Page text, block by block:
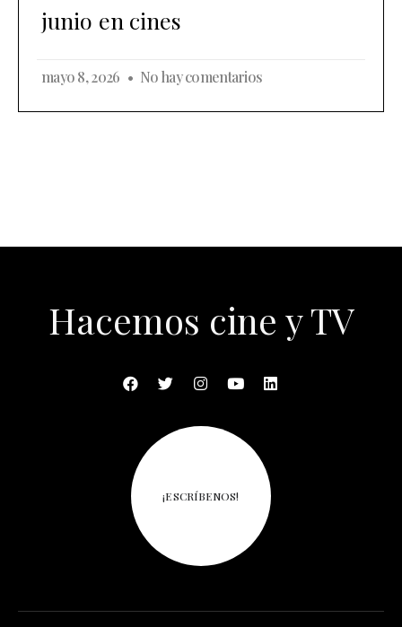
junio en cines
mayo 8, 2026 No hay comentarios
Hacemos cine y TV
¡ESCRÍBENOS!